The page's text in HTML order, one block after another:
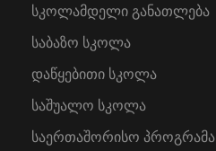
სკოლამდელი განათლება
საბაზო სკოლა
დაწყებითი სკოლა
საშუალო სკოლა
საერთაშორისო პროგრამა